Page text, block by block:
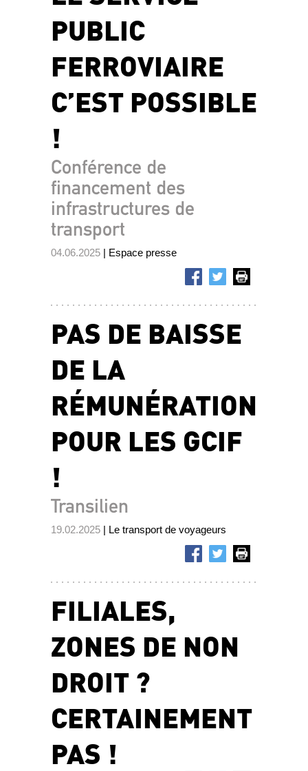
PUBLIC
FERROVIAIRE
C’EST POSSIBLE
!
Conférence de
financement des
infrastructures de
transport
04.06.2025 | Espace presse
PAS DE BAISSE
DE LA
RÉMUNÉRATION
POUR LES GCIF
!
Transilien
19.02.2025 | Le transport de voyageurs
FILIALES,
ZONES DE NON
DROIT ?
CERTAINEMENT
PAS !